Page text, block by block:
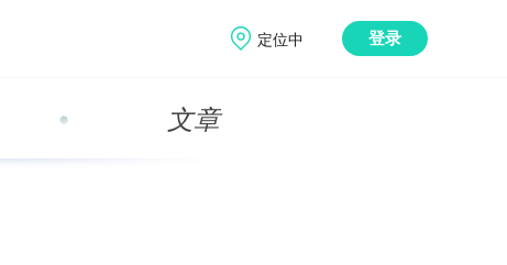
定位中 登录
文章